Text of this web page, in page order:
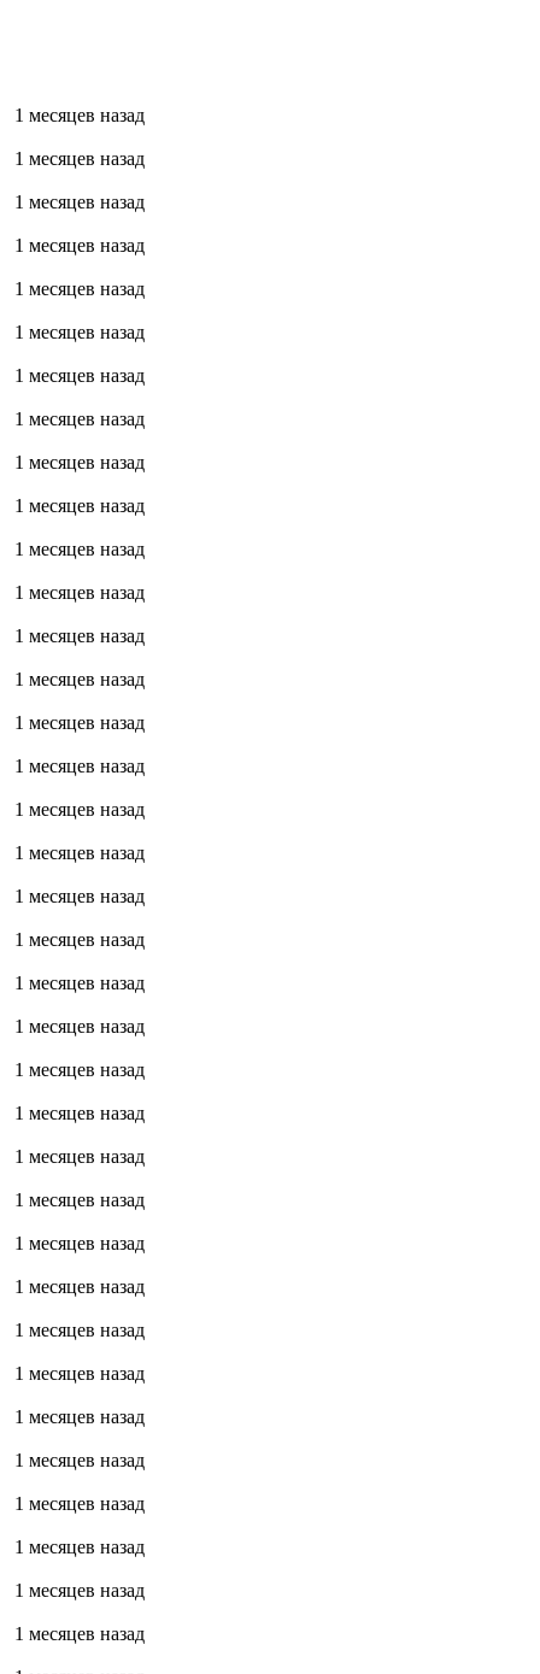
1 месяцев назад
1 месяцев назад
1 месяцев назад
1 месяцев назад
1 месяцев назад
1 месяцев назад
1 месяцев назад
1 месяцев назад
1 месяцев назад
1 месяцев назад
1 месяцев назад
1 месяцев назад
1 месяцев назад
1 месяцев назад
1 месяцев назад
1 месяцев назад
1 месяцев назад
1 месяцев назад
1 месяцев назад
1 месяцев назад
1 месяцев назад
1 месяцев назад
1 месяцев назад
1 месяцев назад
1 месяцев назад
1 месяцев назад
1 месяцев назад
1 месяцев назад
1 месяцев назад
1 месяцев назад
1 месяцев назад
1 месяцев назад
1 месяцев назад
1 месяцев назад
1 месяцев назад
1 месяцев назад